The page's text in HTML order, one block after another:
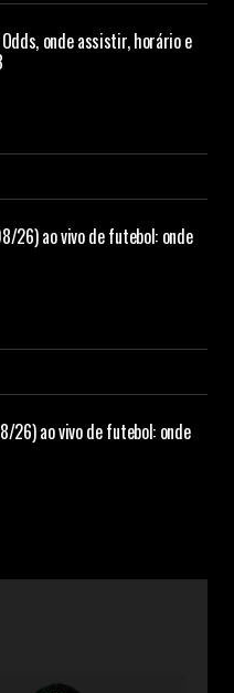
onde assistir, horário e
26) ao vivo de futebol: onde
26) ao vivo de futebol: onde